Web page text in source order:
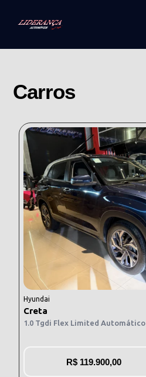
Carros
Hyundai
Creta
1.0 Tgdi Flex Limited Automático
R$119.900,00